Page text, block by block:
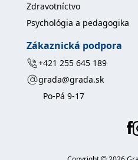
Zdravotníctvo
Psychológia a pedagogika
Zákaznická podpora
+421 255 645 189
grada@grada.sk
Po-Pá 9-17